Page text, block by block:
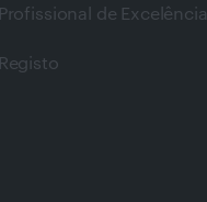
Profissional de Excelência
Registo